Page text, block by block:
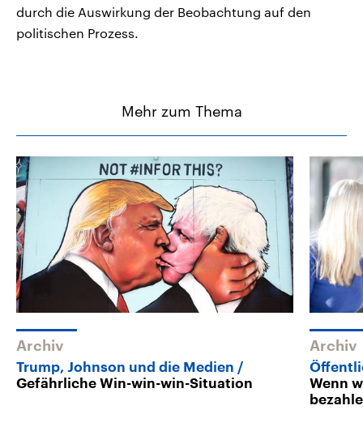
durch die Auswirkung der Beobachtung auf den
politischen Prozess.
Mehr zum Thema
Archiv
Trump, Johnson und die Medien
Gefährliche Win-win-win-Situation
Archiv
Wenn